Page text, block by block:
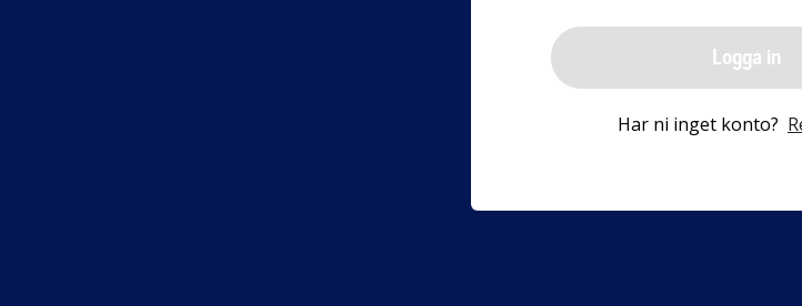
Logga in
Har ni inget konto?